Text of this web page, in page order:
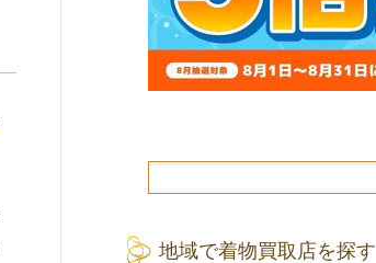
地域で着物買取店を探す